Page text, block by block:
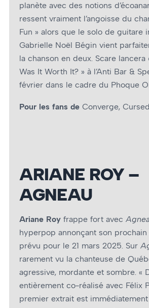
planète avec des notions
ressent vraiment l’angoisse du
Fun » alors que le solo de guitare
Gabrielle Noël Bégin vient
la chanson en deux. Scare lancera
Was It Worth It? » à l’Anti Bar &
février dans le cadre du Phoque
Pour les fans de Converge,
ARIANE ROY –
AGNEAU
Ariane Roy frappe fort avec
hyperpop annonçant son
prévu pour le 21 mars 2025. Sur
rarement vu la chanteuse de
agressive, mordante et sombre. «
entièrement co-réalisé avec Félix
premier extrait est